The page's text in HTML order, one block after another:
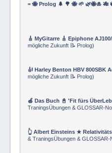
= 🐝 Prolog 🌲 🌳 🐝 🌱 🌿🐝🎍 🎋
🎸 MyGitarre 🎸 Epiphone
mögliche Zukunft 📝 Prolog)
🎻 Harley Benton HBV
mögliche Zukunft 📝 Prolog)
🍏 Das Buch 📓 'Fit fürs
TraningsÜbungen & GLOSSAR-
👆 Albert Einsteins ★
& TraningsÜbungen &